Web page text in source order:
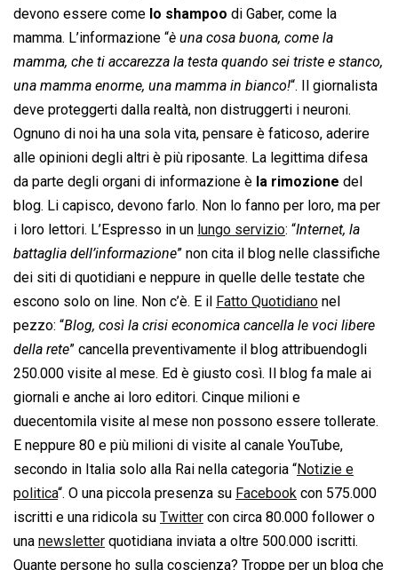
devono essere come lo shampoo di Gaber, come la
mamma. L’informazione “è una cosa buona, come la
mamma, che ti accarezza la testa quando sei triste e stanco,
una mamma enorme, una mamma in bianco!“. Il giornalista
deve proteggerti dalla realtà, non distruggerti i neuroni.
Ognuno di noi ha una sola vita, pensare è faticoso, aderire
alle opinioni degli altri è più riposante. La legittima difesa
da parte degli organi di informazione è la rimozione del
blog. Li capisco, devono farlo. Non lo fanno per loro, ma per
i loro lettori. L’Espresso in un lungo servizio: “Internet, la
battaglia dell’informazione” non cita il blog nelle classifiche
dei siti di quotidiani e neppure in quelle delle testate che
escono solo on line. Non c’è. E il Fatto Quotidiano nel
pezzo: “Blog, così la crisi economica cancella le voci libere
della rete” cancella preventivamente il blog attribuendogli
250.000 visite al mese. Ed è giusto così. Il blog fa male ai
giornali e anche ai loro editori. Cinque milioni e
duecentomila visite al mese non possono essere tollerate.
E neppure 80 e più milioni di visite al canale YouTube,
secondo in Italia solo alla Rai nella categoria “Notizie e
politica“. O una piccola presenza su Facebook con 575.000
iscritti e una ridicola su Twitter con circa 80.000 follower o
una newsletter quotidiana inviata a oltre 500.000 iscritti.
Quante persone ho sulla coscienza? Troppe per un blog che